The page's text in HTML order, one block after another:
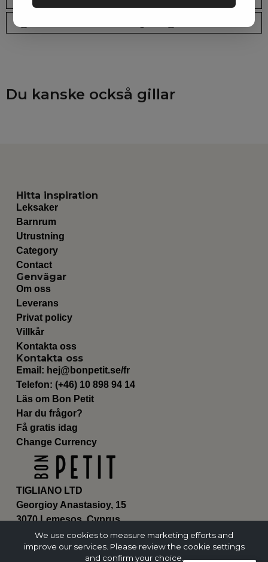
Du kanske också gillar
TIGLIANO LTD
Georgioy Anastasioy, 15
3070 Lemesos, Cyprus
ΗΕ 430179
Hitta inspiration
Leksaker
Barnrum
Utrustning
Category
Contact
Genvägar
Om oss
Leverans
Privat policy
Villkår
Kontakta oss
Kontakta oss
Email: hej@bonpetit.se/fr
Telefon: (+46) 10 898 94 14
Läs om Bon Petit
Har du frågor?
Få gratis idag
Change Currency
We use cookies to measure marketing efforts and
improve our services. Please review the cookie settings
and confirm your choice.